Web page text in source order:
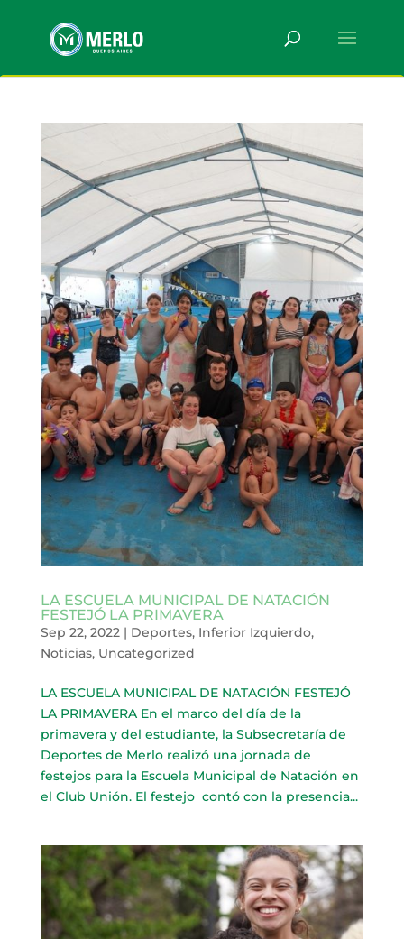
LA ESCUELA MUNICIPAL DE NATACIÓN
FESTEJÓ LA PRIMAVERA
Sep 22, 2022| Deportes, Inferior Izquierdo,
Noticias, Uncategorized
LA ESCUELA MUNICIPAL DE NATACIÓN FESTEJÓ
LA PRIMAVERA En el marco del día de la
primavera y del estudiante, la Subsecretaría de
Deportes de Merlo realizó una jornada de
festejos para la Escuela Municipal de Natación en
el Club Unión. El festejo contó con la presencia...